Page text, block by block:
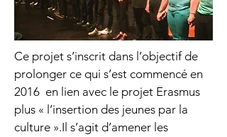
Ce projet s’inscrit dans l’objectif de
prolonger ce qui s’est commencé en
2016 en lien avec le projet Erasmus
plus « l’insertion des jeunes par la
culture ».Il s’agit d’amener les